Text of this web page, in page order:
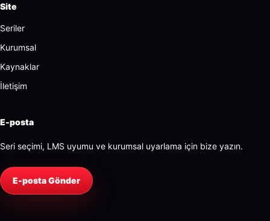
Site
Seriler
Kurumsal
Kaynaklar
İletişim
E-posta
Seri seçimi, LMS uyumu ve kurumsal uyarlama için bize yazın.
E-posta Gönder